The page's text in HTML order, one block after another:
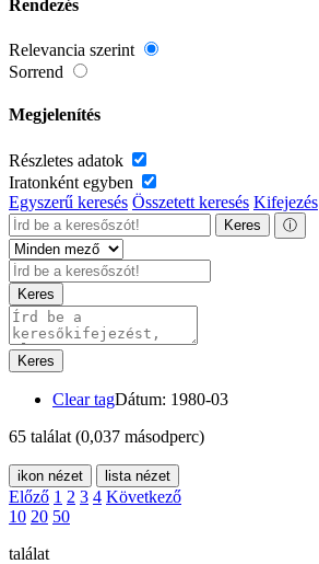
Rendezés
Relevancia szerint
Sorrend
Megjelenítés
Részletes adatok
Iratonként egyben
Egyszerű keresés Összetett keresés Kifejezés
Keres ⓘ
Keres
Keres
Clear tagDátum: 1980-03
65 találat (0,037 másodperc)
ikon nézet lista nézet
Előző 1 2 3 4 Következő
10 20 50
találat